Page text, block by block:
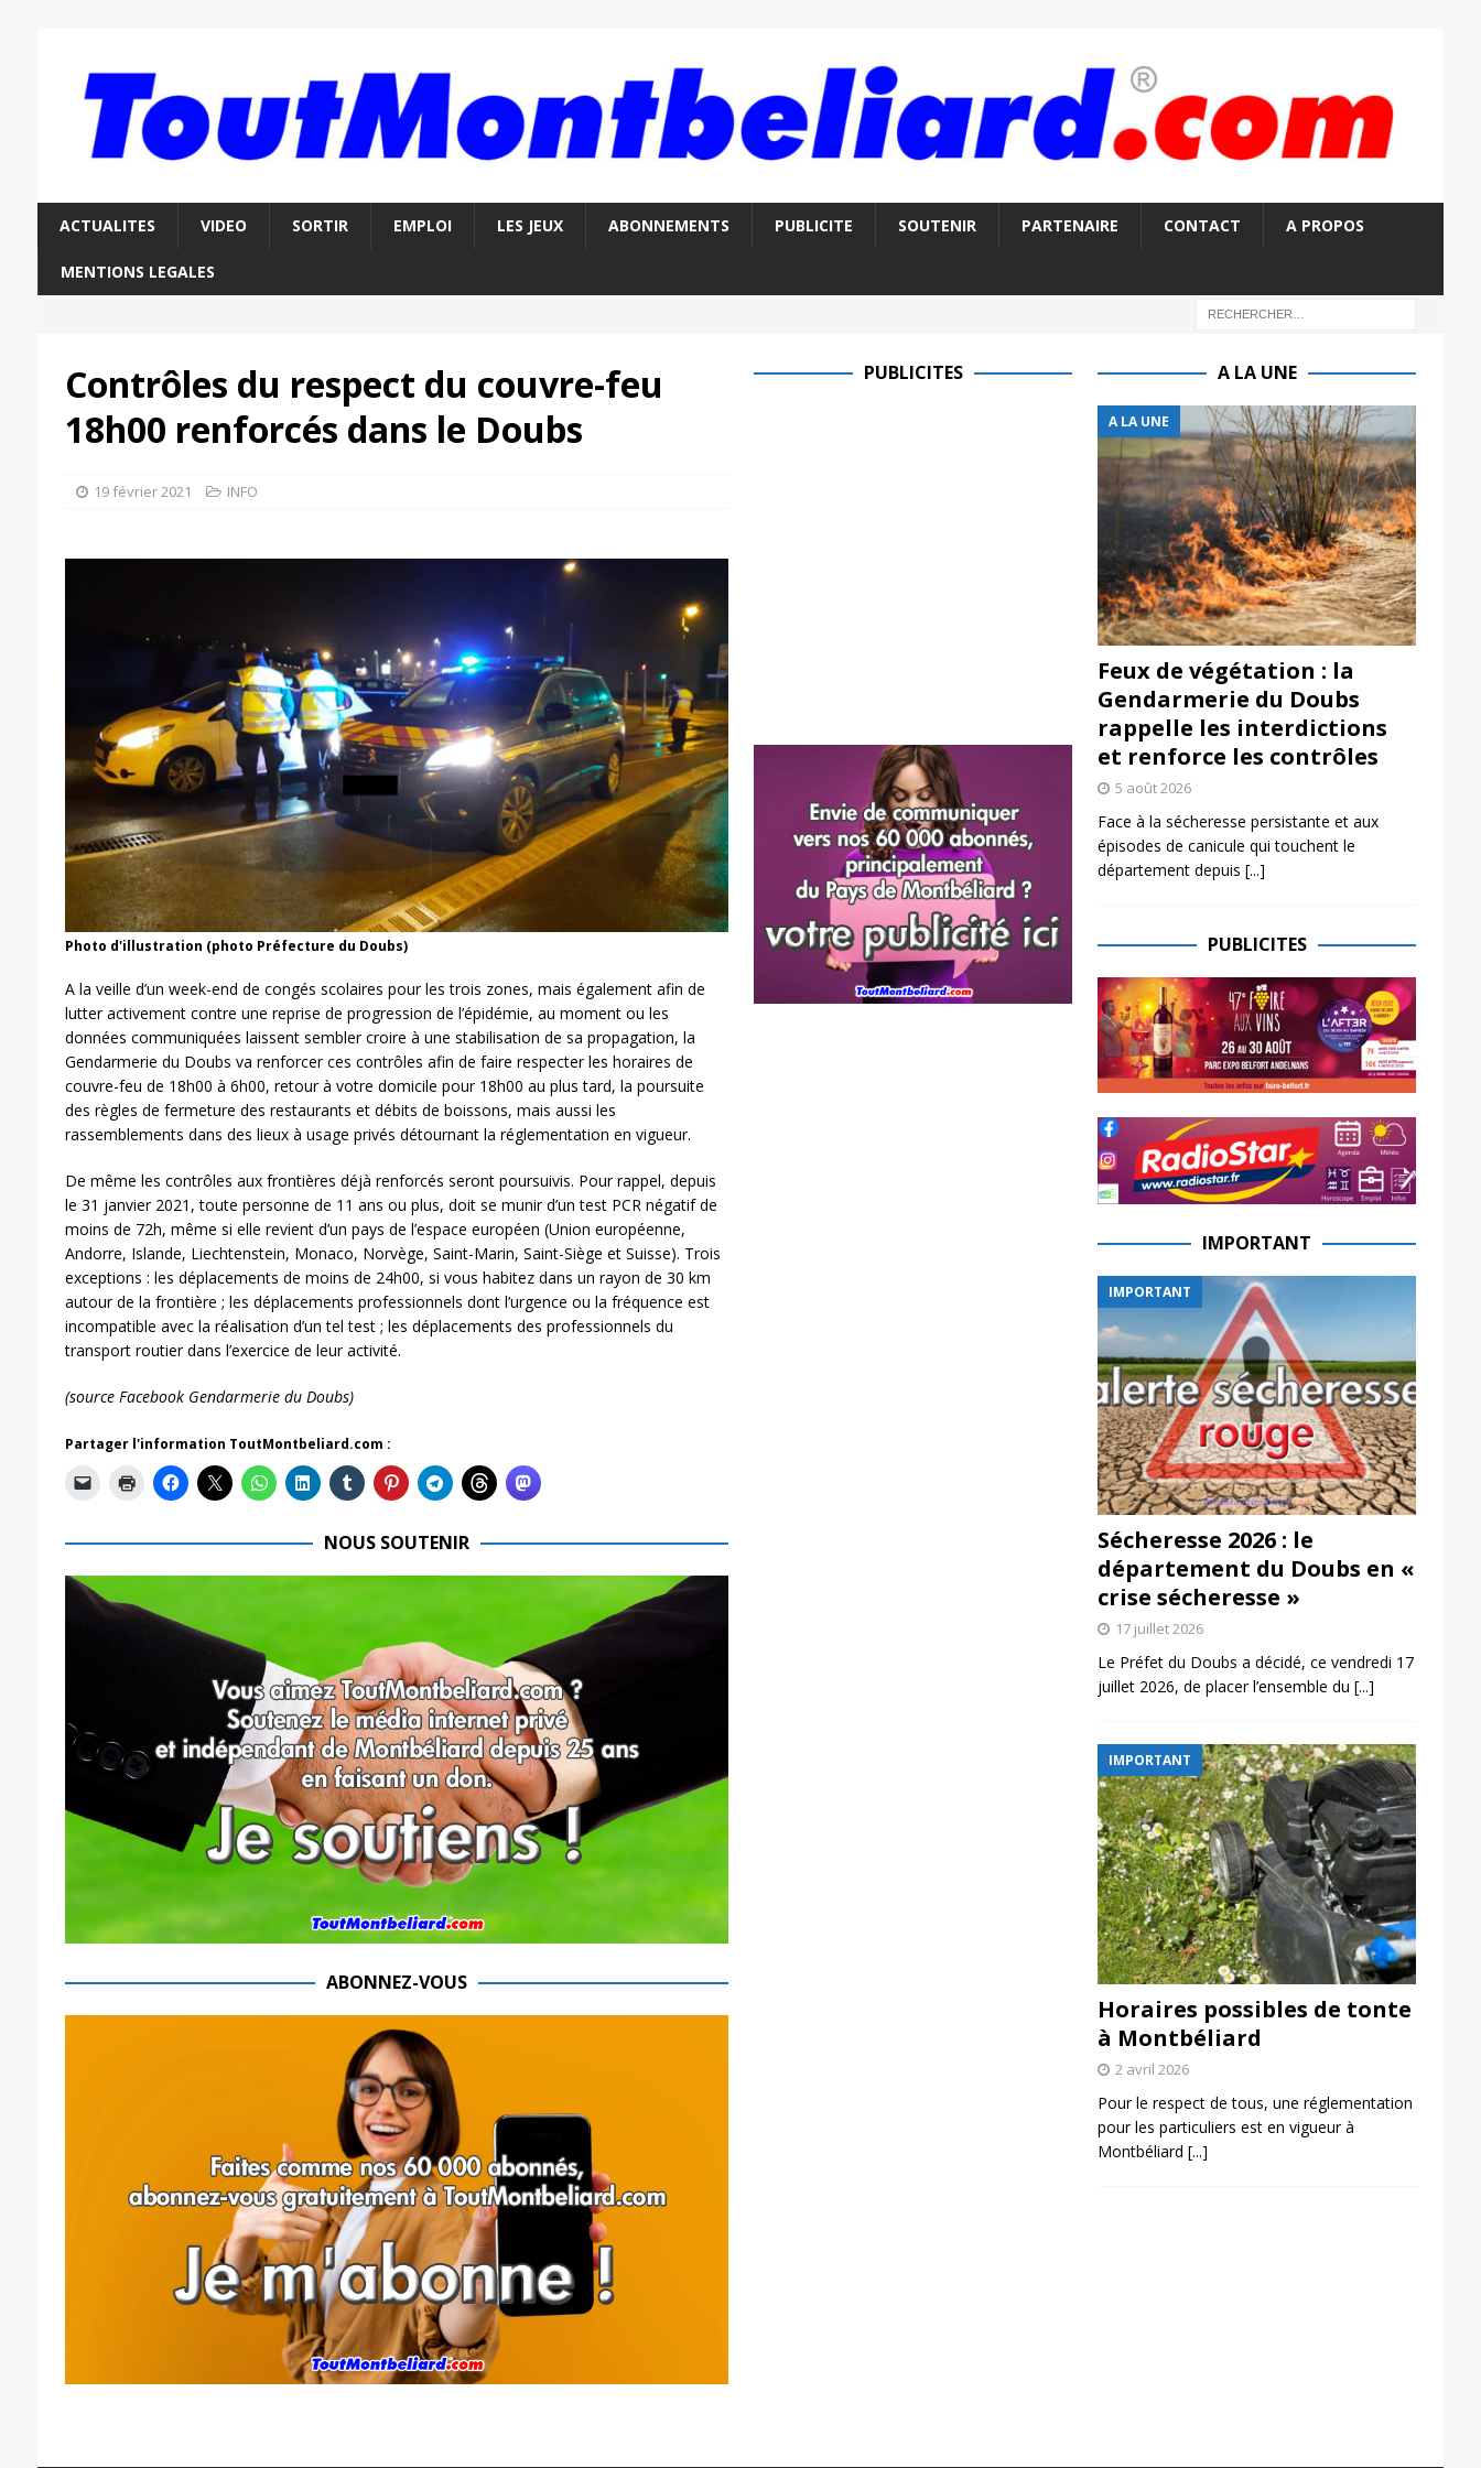
ACTUALITES VIDEO SORTIR EMPLOI LES JEUX ABONNEMENTS PUBLICITE SOUTENIR PARTENAIRE CONTACT A PROPOS
MENTIONS LEGALES
Contrôles du respect du couvre-feu
18h00 renforcés dans le Doubs
19 février 2021 INFO
Photo d'illustration (photo Préfecture du Doubs)
A la veille d’un week-end de congés scolaires pour les trois zones, mais également afin de
lutter activement contre une reprise de progression de l’épidémie, au moment ou les
données communiquées laissent sembler croire à une stabilisation de sa propagation, la
Gendarmerie du Doubs va renforcer ces contrôles afin de faire respecter les horaires de
couvre-feu de 18h00 à 6h00, retour à votre domicile pour 18h00 au plus tard, la poursuite
des règles de fermeture des restaurants et débits de boissons, mais aussi les
rassemblements dans des lieux à usage privés détournant la réglementation en vigueur.
De même les contrôles aux frontières déjà renforcés seront poursuivis. Pour rappel, depuis
le 31 janvier 2021, toute personne de 11 ans ou plus, doit se munir d’un test PCR négatif de
moins de 72h, même si elle revient d’un pays de l’espace européen (Union européenne,
Andorre, Islande, Liechtenstein, Monaco, Norvège, Saint-Marin, Saint-Siège et Suisse). Trois
exceptions : les déplacements de moins de 24h00, si vous habitez dans un rayon de 30 km
autour de la frontière ; les déplacements professionnels dont l’urgence ou la fréquence est
incompatible avec la réalisation d’un tel test ; les déplacements des professionnels du
transport routier dans l’exercice de leur activité.
(source Facebook Gendarmerie du Doubs)
Partager l'information ToutMontbeliard.com :
NOUS SOUTENIR
ABONNEZ-VOUS
PUBLICITES A LA UNE
A LA UNE
Feux de végétation : la
Gendarmerie du Doubs
rappelle les interdictions
et renforce les contrôles
5 août 2026
Face à la sécheresse persistante et aux
épisodes de canicule qui touchent le
département depuis [...]
PUBLICITES
IMPORTANT
IMPORTANT
Sécheresse 2026 : le
département du Doubs en «
crise sécheresse »
17 juillet 2026
Le Préfet du Doubs a décidé, ce vendredi 17
juillet 2026, de placer l’ensemble du [...]
IMPORTANT
Horaires possibles de tonte
à Montbéliard
2 avril 2026
Pour le respect de tous, une réglementation
pour les particuliers est en vigueur à
Montbéliard [...]